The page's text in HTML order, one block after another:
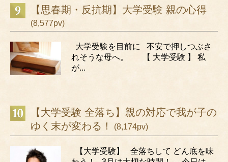
【思春期・反抗期】大学受験 親の心得
(8,577pv)
大学受験を目前に 不安で押しつぶさ
れそうな母へ。 【 大学受験 】 私
が...
【大学受験 全落ち】親の対応で我が子の
ゆく末が変わる！
(8,174pv)
【大学受験】 全落ちして どん底を味